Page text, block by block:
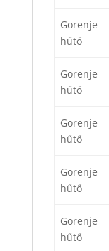
Gorenje
hűtő
Gorenje
hűtő
Gorenje
hűtő
Gorenje
hűtő
Gorenje
hűtő